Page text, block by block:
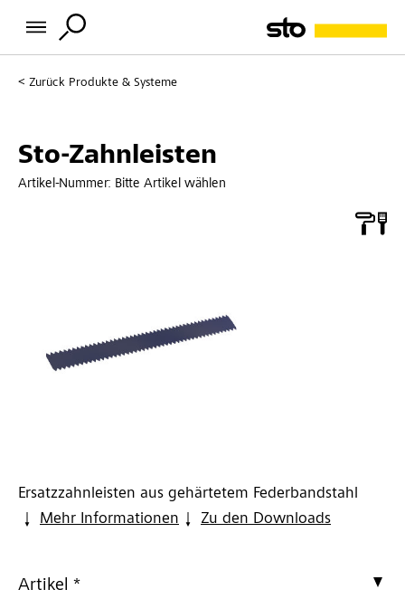
Zurück Produkte & Systeme
Sto-Zahnleisten
Artikel-Nummer: Bitte Artikel wählen
Ersatzzahnleisten aus gehärtetem Federbandstahl
Mehr Informationen
Zu den Downloads
Artikel *